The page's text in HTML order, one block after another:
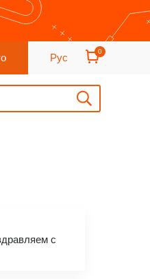
Рус
0
с